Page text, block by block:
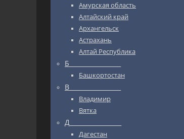
Амурская область
Алтайский край
Архангельск
Астрахань
Алтай Республика
Б_________________
Башкортостан
В_________________
Владимир
Вятка
Д_________________
Дагестан